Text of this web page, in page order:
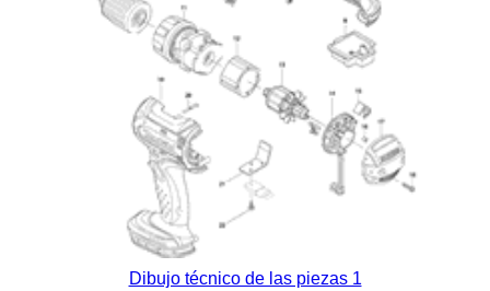
Dibujo técnico de las piezas 1